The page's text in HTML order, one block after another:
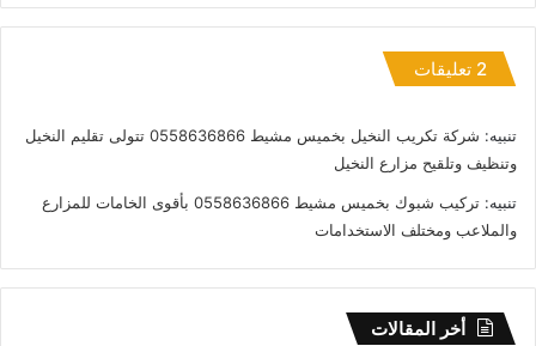
‫2 تعليقات
تنبيه:
شركة تكريب النخيل بخميس مشيط 0558636866 تتولى تقليم النخيل
وتنظيف وتلقيح مزارع النخيل
تنبيه:
تركيب شبوك بخميس مشيط 0558636866 بأقوى الخامات للمزارع
والملاعب ومختلف الاستخدامات
أخر المقالات